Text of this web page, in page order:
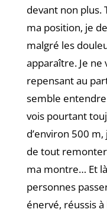
devant non plus.
ma position, je
malgré les
apparaître. Je ne
repensant au
semble
vois pourtant
d’environ 500
de tout
ma montre… Et
personnes
énervé, réussis